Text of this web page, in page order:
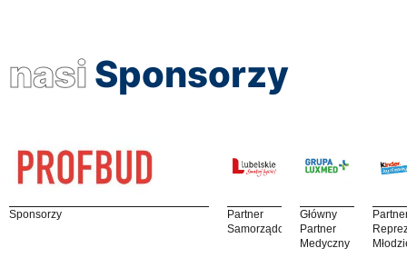
nasi Sponsorzy
Sponsorzy
Partner
Samorządowy
Główny
Partner
Medyczny